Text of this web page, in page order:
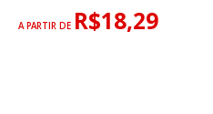
A PARTIR DE R$18,29